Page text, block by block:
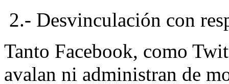
2.- Desvinculación con
Tanto Facebook, como
avalan ni administran de